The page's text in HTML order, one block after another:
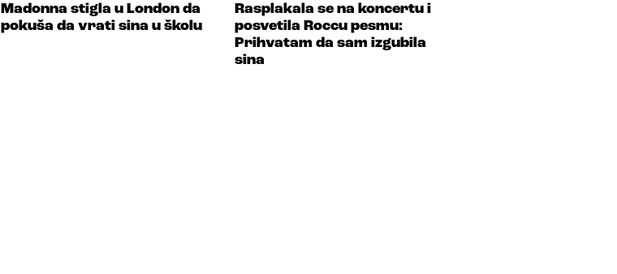
Madonna stigla u London da
pokuša da vrati sina u školu
Rasplakala se na koncertu i
posvetila Roccu pesmu:
Prihvatam da sam izgubila
sina